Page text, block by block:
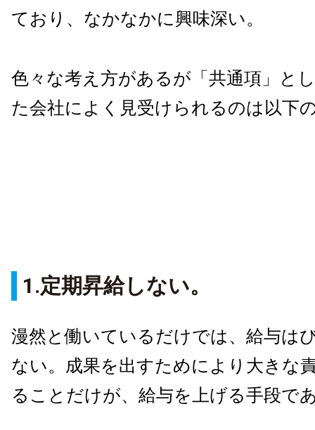
ており、なかなかに興味深い。
色々な考え方があるが「共通項」と
た会社によく見受けられるのは以下
1.定期昇給しない。
漫然と働いているだけでは、給与は
ない。成果を出すためにより大きな
ることだけが、給与を上げる手段で